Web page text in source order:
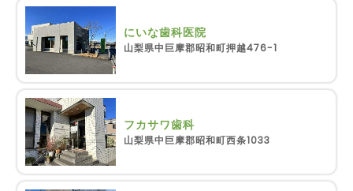
にいな歯科医院
山梨県中巨摩郡昭和町押越476-1
フカサワ歯科
山梨県中巨摩郡昭和町西条1033